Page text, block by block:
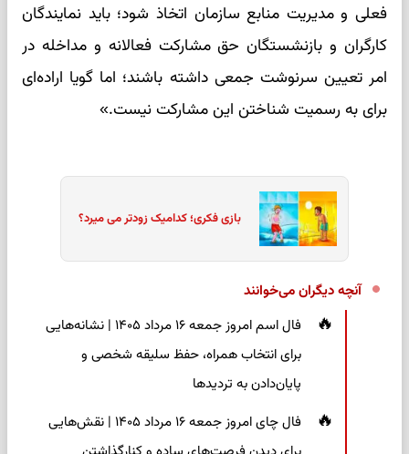
فعلی و مدیریت منابع سازمان اتخاذ شود؛ باید نمایندگان
کارگران و بازنشستگان حق مشارکت فعالانه و مداخله در
امر تعیین سرنوشت جمعی داشته باشند؛ اما گویا اراده‌ای
برای به رسمیت شناختن این مشارکت نیست.»
بازی فکری؛ کدامیک زودتر می میرد؟
آنچه دیگران می‌خوانند
فال اسم امروز جمعه ۱۶ مرداد ۱۴۰۵ | نشانه‌هایی
برای انتخاب همراه، حفظ سلیقه شخصی و
پایان‌دادن به تردیدها
فال چای امروز جمعه ۱۶ مرداد ۱۴۰۵ | نقش‌هایی